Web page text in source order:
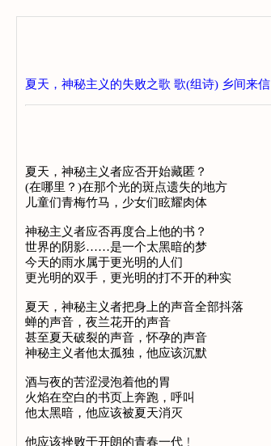
夏天，神秘主义的失败之歌 歌(组诗) 乡间来信
夏天，神秘主义者应否开始藏匿？
(在哪里？)在那个光的斑点遗失的地方
儿童们青梅竹马，少女们眩耀肉体
神秘主义者应否再度合上他的书？
世界的阴影……是一个太黑暗的梦
今天的雨水属于更光明的人们
更光明的双手，更光明的打不开的种实
夏天，神秘主义者把身上的声音全部抖落
蝉的声音，夜兰花开的声音
甚至夏天破裂的声音，怀孕的声音
神秘主义者他太孤独，他应该沉默
酒与夜的苦涩浸泡着他的胃
火焰在空白的书页上奔跑，呼叫
他太黑暗，他应该被夏天消灭
他应该挫败于开朗的青春一代﹗